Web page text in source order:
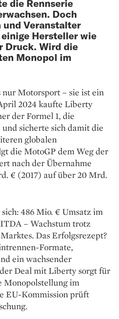
die Rennserie
Doch
und Veranstalter
Hersteller wie
Druck. Wird die
Monopol im
Motorsport – sie ist ein
2024 kaufte Liberty
der Formel 1, die
sicherte sich damit die
globalen
die MotoGP dem Weg der
nach der Übernahme
€ (2017) auf über 20 Mrd.
486 Mio. € Umsatz im
– Wachstum trotz
Das Erfolgsrezept?
Formate,
ein wachsender
Deal mit Liberty sorgt für
Monopolstellung im
EU-Kommission prüft